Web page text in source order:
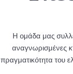
Η ομάδα μας
αναγνωρισμένες
πραγματικότητα του